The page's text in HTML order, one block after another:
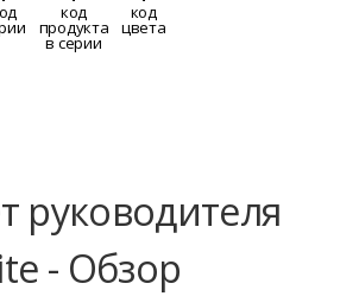
код
продукта
в серии
код
цвета
руководителя
- Обзор